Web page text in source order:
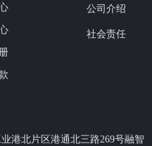
公司介绍
社会责任
港北片区港通北三路269号融智